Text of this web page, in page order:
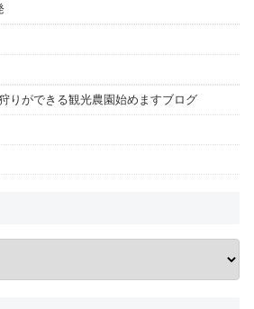
りができる観光農園始めますブログ